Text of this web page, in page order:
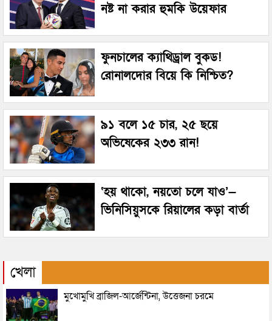
নষ্ট না করার হুমকি উয়েফার
ফুনচালের ক্যাথিড্রাল বুকড!
রোনালদোর বিয়ে কি নিশ্চিত?
৯১ বলে ১৫ চার, ২৫ ছয়ে
অভিষেকের ২৩৩ রান!
‘হয় থাকো, নয়তো চলে যাও’—
ভিনিসিয়ুসকে রিয়ালের কড়া বার্তা
খেলা
মুখোমুখি ব্রাজিল-আর্জেন্টিনা, উত্তেজনা চরমে